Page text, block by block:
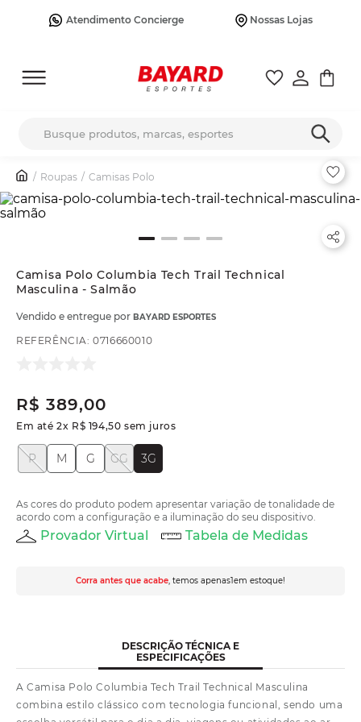
Atendimento Concierge Nossas Lojas
Roupas Camisas Polo
Camisa Polo Columbia Tech Trail Technical
Masculina - Salmão
Vendido e entregue por BAYARD ESPORTES
REFERÊNCIA:0716660010
R$ 389,00
Em até2x R$ 194,50 sem juros
3G
G GG
M
P
As cores do produto podem apresentar variação de tonalidade de
acordo com a configuração e a iluminação do seu dispositivo.
Provador Virtual Tabela de Medidas
Corra antes que acabe , temos apenas1em estoque!
DESCRIÇÃO TÉCNICA E
ESPECIFICAÇÕES
A Camisa Polo Columbia Tech Trail Technical Masculina
combina estilo clássico com tecnologia funcional, sendo uma